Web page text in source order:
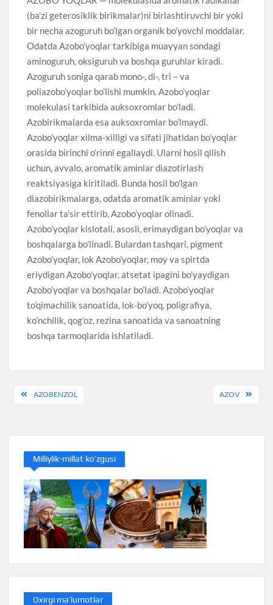
(ba’zi geterosiklik birikmalar)ni birlashtiruvchi bir yoki
bir necha azoguruh bo’lgan organik bo’yovchi moddalar.
Odatda Azobo’yoqlar tarkibiga muayyan sondagi
aminoguruh, oksiguruh va boshqa guruhlar kiradi.
Azoguruh soniga qarab mono-, di-, tri – va
poliazobo’yoqlar bo’lishi mumkin. Azobo’yoqlar
molekulasi tarkibida auksoxromlar bo’ladi.
Azobirikmalarda esa auksoxromlar bo’lmaydi.
Azobo’yoqlar xilma-xilligi va sifati jihatidan bo’yoqlar
orasida birinchi o’rinni egallaydi. Ularni hosil qilish
uchun, avvalo, aromatik aminlar diazotirlash
reaktsiyasiga kiritiladi. Bunda hosil bo’lgan
diazobirikmalarga, odatda aromatik aminlar yoki
fenollar ta’sir ettirib, Azobo’yoqlar olinadi.
Azobo’yoqlar kislotali, asosli, erimaydigan bo’yoqlar va
boshqalarga bo’linadi. Bulardan tashqari, pigment
Azobo’yoqlar, lok Azobo’yoqlar, moy va spirtda
eriydigan Azobo’yoqlar, atsetat ipagini bo’yaydigan
Azobo’yoqlar va boshqalar bo’ladi. Azobo’yoqlar
to’qimachilik sanoatida, lok-bo’yoq, poligrafiya,
ko’nchilik, qog’oz, rezina sanoatida va sanoatning
boshqa tarmoqlarida ishlatiladi.
PostAZOBENZOL AZOV
Milliylik-millat ko’zgusi
Oxirgi ma’lumotlar